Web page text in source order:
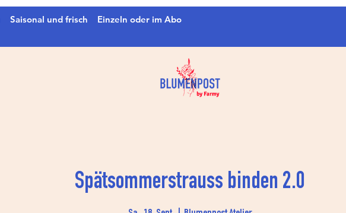
Saisonal und frisch Einzeln oder im Abo
Spätsommerstrauss binden 2.0